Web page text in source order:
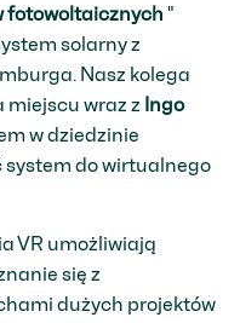
fotowoltaicznych "
solarny z
Nasz kolega
miejscu wraz z Ingo
w dziedzinie
system do wirtualnego
VR umożliwiają
się z
dużych projektów